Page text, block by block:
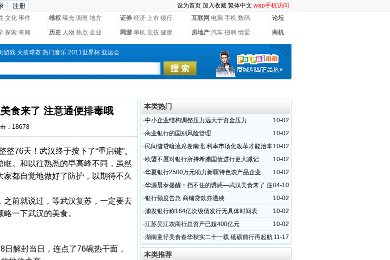
设为首页 加入收藏 繁体中文 wap手机访问
文化 事件 维权 曝光 调查 地方 证券 经济 上市 银行 互联网 电脑 手机 数码 论坛
探索 奇闻 历史 人物 热点 企业 网游 单机 竞技 健康 房地产 汽车 招聘 情爱 商机
游戏 火箭球赛 热门音乐 2011世界杯 亚运会
食来了 注意通便排毒哦
：18678
76天！武汉终于按下了“重启键”。
。和以往熟悉的早高峰不同，虽然
都自觉地做好了防护，以期待不久
前就说过，等武汉复苏，一定要去
一下武汉的美食。
解封当日，连点了76碗热干面，
本类热门
10-02
·中小企业结构调整压力远大于资金压力
10-02
·商业银行的国别风险管理
10-02
· 民间借贷暗流席卷南北 利率市场化改革才能治本
10-02
·欧盟不愿对银行所持希腊国债进行更大减记
10-02
·华夏银行2500万元助力新疆特色农产品企业
04-10
·华源晨泰提醒：挡不住的诱惑—武汉美食来了 注
意通便排毒哦
10-02
·银行额度告急 商铺贷款亦遭殃
10-02
·浦发银行称184亿次级债发行无具体时间表
10-02
·江苏吴江农商行总资产已超400亿元
11-17
·湖南童仔美食春华秋实二十一载 砥砺前行再起航
本类推荐